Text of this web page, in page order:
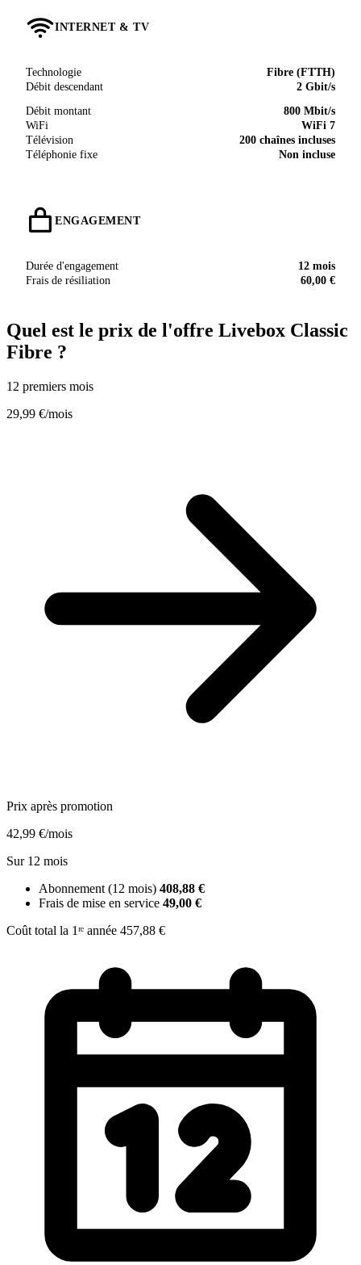
INTERNET & TV
Technologie
Fibre (FTTH)
Débit descendant
2 Gbit/s
Débit montant
800 Mbit/s
WiFi
WiFi 7
Télévision
200 chaînes incluses
Téléphonie fixe
Non incluse
ENGAGEMENT
Durée d'engagement
12 mois
Frais de résiliation
60,00 €
Quel est le prix de l'offre Livebox Classic
Fibre ?
12 premiers mois
29,99 €/mois
Prix après promotion
42,99 €/mois
Sur 12 mois
Abonnement (12 mois) 408,88 €
Frais de mise en service 49,00 €
Coût total la 1ʳᵉ année 457,88 €